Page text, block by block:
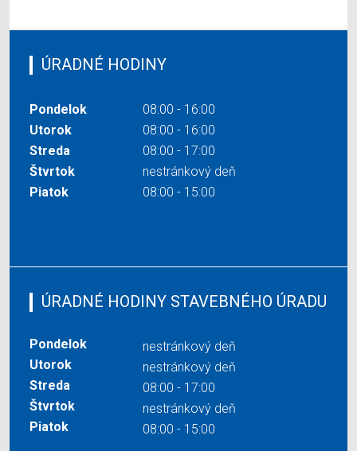
ÚRADNÉ HODINY
Pondelok
08:00 - 16:00
Utorok
08:00 - 16:00
Streda
08:00 - 17:00
Štvrtok
nestránkový deň
Piatok
08:00 - 15:00
ÚRADNÉ HODINY STAVEBNÉHO ÚRADU
Pondelok
nestránkový deň
Utorok
nestránkový deň
Streda
08:00 - 17:00
Štvrtok
nestránkový deň
Piatok
08:00 - 15:00